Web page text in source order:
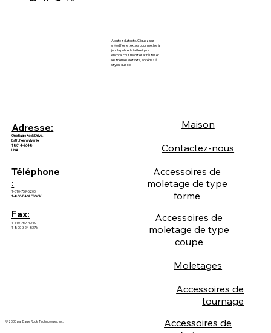
Ajoutez du texte. Cliquez sur
« Modifier le texte » pour mettre à
jour la police, la taille et plus
encore. Pour modifier et réutiliser
les thèmes de texte, accédez à
Styles du site.
Adresse:
One Eagle Rock Drive.
Bath, Pennsylvanie
18014-9648
USA
Téléphone
:
1-610-759-5200
1-800-EAGLEROCK
Fax:
1-610-759-4340
1-800-324-5376
© 2035 par Eagle Rock Technologies, Inc.
Maison
Contactez-nous
Accessoires de
moletage de type
forme
Accessoires de
moletage de type
coupe
Moletages
Accessoires de
tournage
Accessoires de